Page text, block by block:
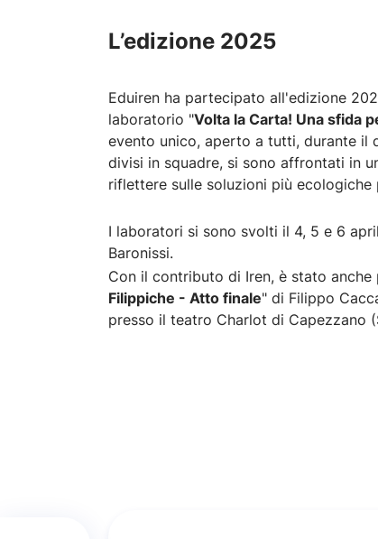
L’edizione 2025
Eduiren ha partecipato all'edizione
laboratorio "Volta la Carta! Una sfida
evento unico, aperto a tutti, durante il
divisi in squadre, si sono affrontati in
riflettere sulle soluzioni più
I laboratori si sono svolti il 4, 5 e 6
Baronissi.
Con il contributo di Iren, è stato
Filippiche - Atto finale" di Filippo
presso il teatro Charlot di Capezzano